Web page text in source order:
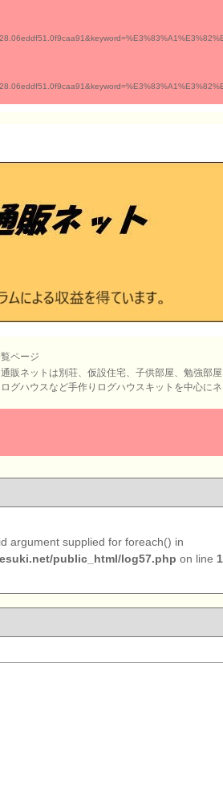
ページ
販ネットは別荘、仮設住宅、子供部屋、勉強部
グハウスなど手作りログハウスキットを中心に
argument supplied for foreach() in
public_html/log57.php on line